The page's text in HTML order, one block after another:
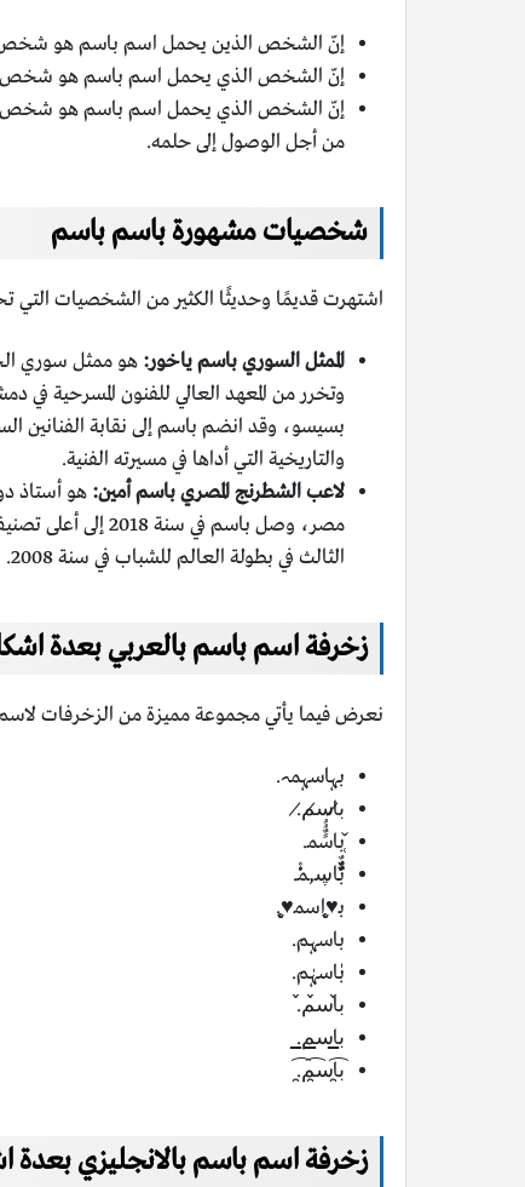
إنّ الشخص الذين يحمل اسم باسم هو شخص
إنّ الشخص الذي يحمل اسم باسم هو شخص
إنّ الشخص الذي يحمل اسم باسم هو شخص
من أجل الوصول إلى حلمه.
شخصيات مشهورة باسم باسم
اشتهرت قديمًا وحديثًا الكثير من الشخصيات
الممثل السوري باسم ياخور:
والتاريخية التي أداها في مسيرته الفنية.
لاعب الشطرنج المصري باسم أمين:
الثالث في بطولة العالم للشباب في سنة 2008.
زخرفة اسم باسم بالعربي بعدة
نعرض فيما يأتي مجموعة مميزة من الزخرفات
بہاسہمہ.
ب̷اس̷م̷.
̜̌باسًٌُُمـ.
بـٌـٌٌـٌٌٌـٌٌـٌاڛـ,ـمـْـْْـْ.
بـ♥̨̥̬̩اسمـ♥̨̥̬̩.
باسہم.
بٰٰاسہٰم.
ب̀́اس̀́م̀́.
ب̲اس̲م̲.
ب̯͡اس̯͡م̯͡.
زخرفة اسم باسم بالانجليزي بعدة